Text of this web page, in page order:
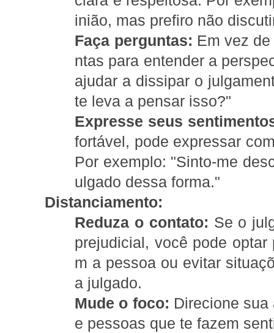
inião, mas prefiro não
Faça perguntas: Em vez
ntas para entender a
ajudar a dissipar o
te leva a pensar isso?"
Expresse seus
fortável, pode expressar
Por exemplo: "Sinto-me
ulgado dessa forma."
Distanciamento:
Reduza o contato: Se o
prejudicial, você pode
m a pessoa ou evitar
a julgado.
Mude o foco: Direcione
e pessoas que te fazem